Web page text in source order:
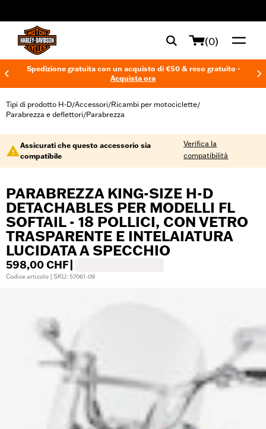
(0)
Spedizione gratuita con un acquisto di €50 & reso gratuito -
Acquista ora
Tipi di prodotto H-D/Accessori/Ricambi per motociclette/
Parabrezza e deflettori/Parabrezza
Assicurati che questo accessorio sia
compatibile
Verifica la
compatibilità
PARABREZZA KING-SIZE H-D
DETACHABLES PER MODELLI FL
SOFTAIL - 18 POLLICI, CON VETRO
TRASPARENTE E INTELAIATURA
LUCIDATA A SPECCHIO
598,00 CHF
Codice articolo | SKU: 57061-09